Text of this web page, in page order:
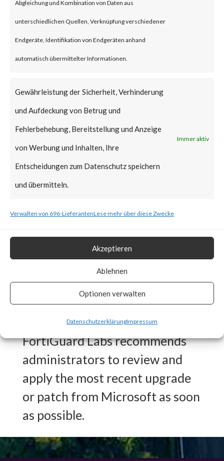
Abgleichung und Kombination von Daten aus
unterschiedlichen Quellen, Verknüpfung verschiedener
Endgeräte, Identifikation von Endgeräten anhand
automatisch übermittelter Informationen.
Gewährleistung der Sicherheit, Verhinderung
und Aufdeckung von Betrug und
Fehlerbehebung, Bereitstellung und Anzeige
von Werbung und Inhalten, Ihre
Entscheidungen zum Datenschutz speichern
und übermitteln.
Immer aktiv
Verwalten von 696-LieferantenLese mehr über diese Zwecke
Akzeptieren
Ablehnen
Optionen verwalten
DatenschutzerklärungImpressum
Microsoft released a patch on
Patch Tuesday updates. Please
follow the link to learn more
about mitigation steps. [ Link ]
What FortiGuard Coverage is
available?
FortiGuard Labs has an
Endpoint Vulnerability
Signature in place for CVE-
2024-21410 to detect any
vulnerable systems and auto
patch if enabled.
FortiGuard Labs recommends
administrators to review and
apply the most recent upgrade
or patch from Microsoft as soon
as possible.